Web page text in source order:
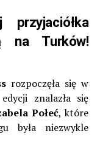
na Turków!
rozpoczęła się w
znalazła się
Połeć, które
była niezwykle